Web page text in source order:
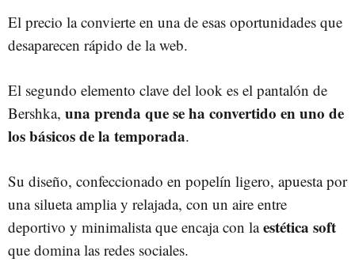
El precio la convierte en una de esas oportunidades que
desaparecen rápido de la web.
El segundo elemento clave del look es el pantalón de
Bershka, una prenda que se ha convertido en uno de
los básicos de la temporada.
Su diseño, confeccionado en popelín ligero, apuesta por
una silueta amplia y relajada, con un aire entre
deportivo y minimalista que encaja con laestética soft
que domina las redes sociales.